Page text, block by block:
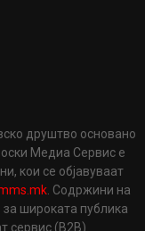
друштво основано
Медиа Сервис е
кои се објавуваат
. Содржини на
широката публика
сервис (B2B).